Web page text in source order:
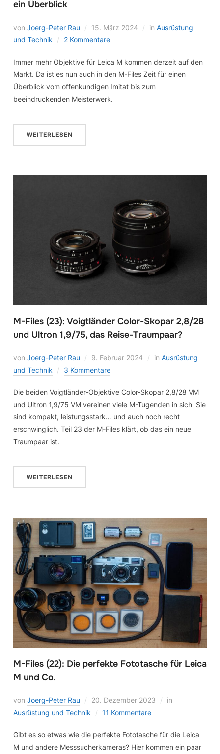
ein Überblick
von Joerg-Peter Rau 15. März 2024 in Ausrüstung
und Technik
2 Kommentare
Immer mehr Objektive für Leica M kommen derzeit auf den
Markt. Da ist es nun auch in den M-Files Zeit für einen
Überblick vom offenkundigen Imitat bis zum
beeindruckenden Meisterwerk.
WEITERLESEN
M-Files (23): Voigtländer Color-Skopar 2,8/28
und Ultron 1,9/75, das Reise-Traumpaar?
von Joerg-Peter Rau 9. Februar 2024 in Ausrüstung
und Technik
3 Kommentare
Die beiden Voigtländer-Objektive Color-Skopar 2,8/28 VM
und Ultron 1,9/75 VM vereinen viele M-Tugenden in sich: Sie
sind kompakt, leistungsstark… und auch noch recht
erschwinglich. Teil 23 der M-Files klärt, ob das ein neue
Traumpaar ist.
WEITERLESEN
M-Files (22): Die perfekte Fototasche für Leica
M und Co.
von Joerg-Peter Rau 20. Dezember 2023
in
Ausrüstung und Technik
11 Kommentare
Gibt es so etwas wie die perfekte Fototasche für die Leica
M und andere Messsucherkameras? Hier kommen ein paar